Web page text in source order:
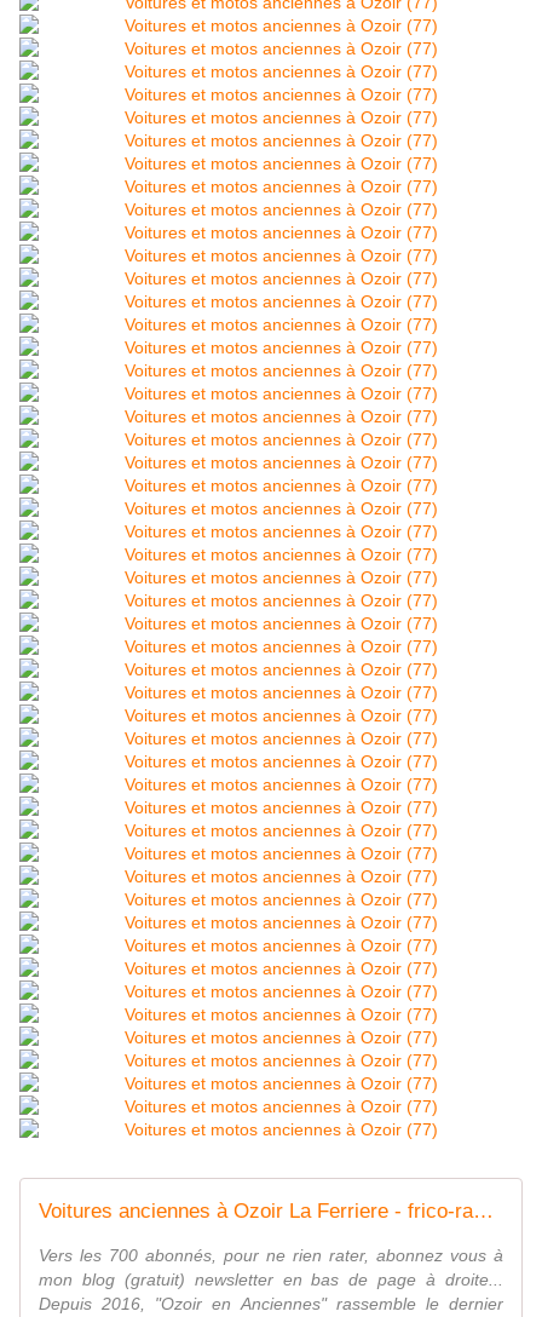
Voitures anciennes à Ozoir La Ferriere - frico-racing-passion moto
Vers les 700 abonnés, pour ne rien rater, abonnez vous à
mon blog (gratuit) newsletter en bas de page à droite...
Depuis 2016, "Ozoir en Anciennes" rassemble le dernier